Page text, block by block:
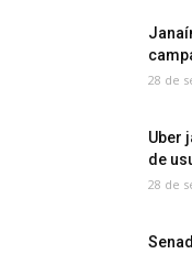
28 de
Uber
de
28 de